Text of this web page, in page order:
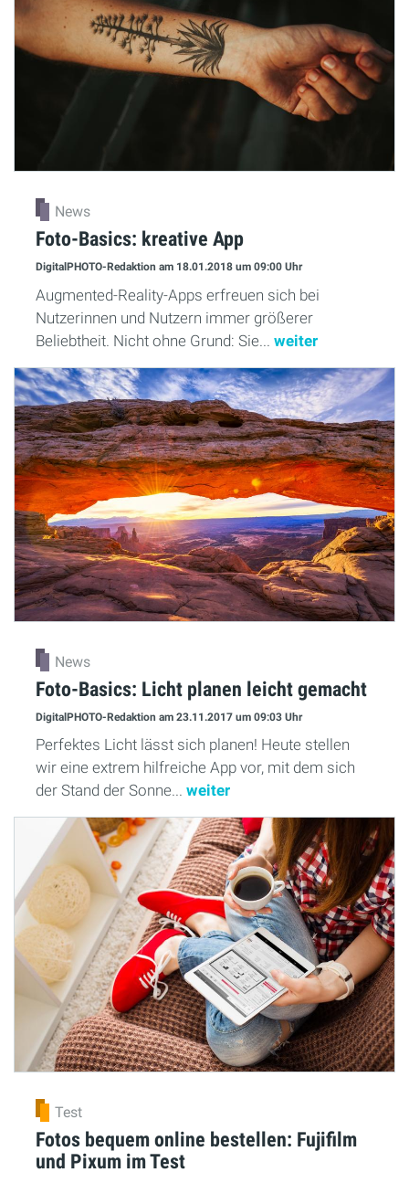
News
Foto-Basics: kreative App
DigitalPHOTO-Redaktion am 18.01.2018 um 09:00 Uhr
Augmented-Reality-Apps erfreuen sich bei
Nutzerinnen und Nutzern immer größerer
Beliebtheit. Nicht ohne Grund: Sie... weiter
News
Foto-Basics: Licht planen leicht gemacht
DigitalPHOTO-Redaktion am 23.11.2017 um 09:03 Uhr
Perfektes Licht lässt sich planen! Heute stellen
wir eine extrem hilfreiche App vor, mit dem sich
der Stand der Sonne... weiter
Test
Fotos bequem online bestellen: Fujifilm
und Pixum im Test